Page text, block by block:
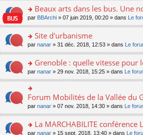
c
e
nt
le
pl
u
ré
c
e
nt
n
n
le
pl
u
ré
c
e
nt
a
g
e
n
n
le
pl
u
s
ré
c
e
nt
m
e
a
g
e
n
n
le
pl
u
s
c
ult
er
le
m
e
a
g
e
n
o
lu
pl
u
o
n
ult
er
le
m
e
s
g
e
n
o
Beaux arts dans les bus. Une
par BBArchi » 07 juin 2019, 00:20 » dans Le
o
n
ult
er
le
m
e
s
g
Site d'urbanisme
par nanar » 31 déc. 2018, 12:53 » dans Le
o
n
s
ult
er
le
m
e
s
Grenoble : quelle vitesse pour
par nanar » 29 nov. 2018, 15:25 » dans Le
o
n
er
Forum Mobilités de la Vallée du
par nanar » 07 nov. 2018, 14:30 » dans Le
o
La MARCHABILITE
par nanar » 15 sept. 2018, 13:40 » dans Le